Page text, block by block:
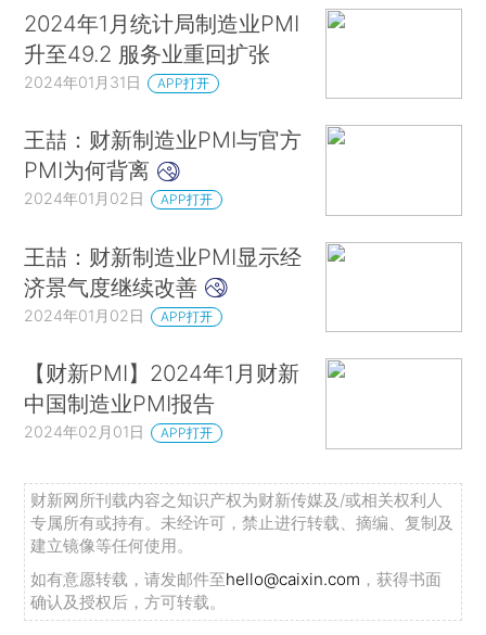
2024年1月统计局制造业PMI
升至49.2 服务业重回扩张
2024年01月31日 APP打开
王喆：财新制造业PMI与官方
PMI为何背离
2024年01月02日 APP打开
王喆：财新制造业PMI显示经
济景气度继续改善
2024年01月02日 APP打开
【财新PMI】2024年1月财新
中国制造业PMI报告
2024年02月01日 APP打开
财新网所刊载内容之知识产权为财新传媒及/或相关权利人
专属所有或持有。未经许可，禁止进行转载、摘编、复制及
建立镜像等任何使用。
如有意愿转载，请发邮件至hello@caixin.com ，获得书面
确认及授权后，方可转载。